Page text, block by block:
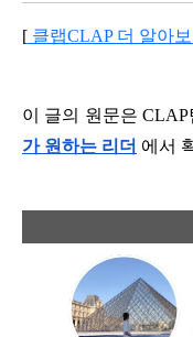
[ 클랩CLAP 더 알아보
이 글의 원문은 CLAP
가 원하는 리더 에서